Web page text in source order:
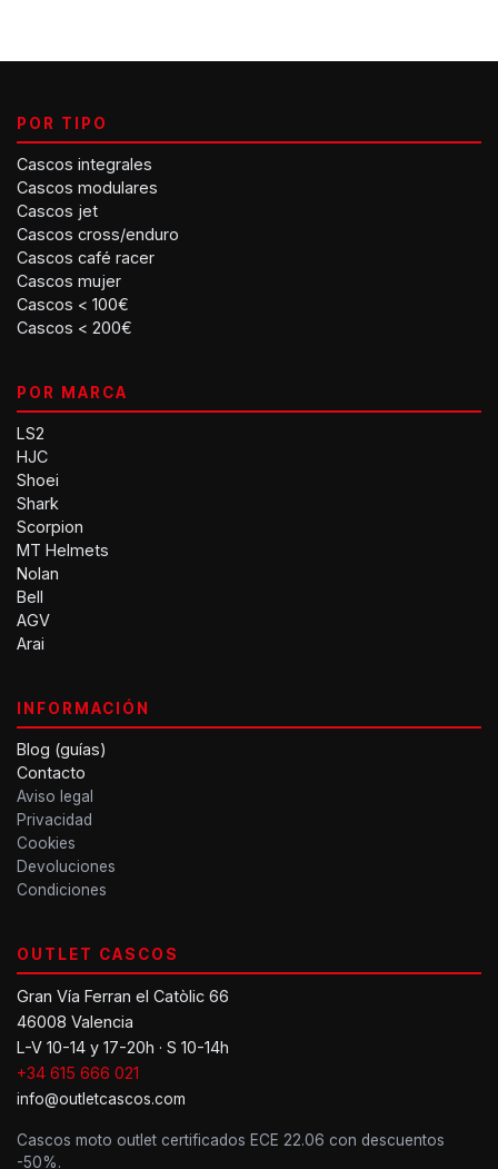
POR TIPO
Cascos integrales
Cascos modulares
Cascos jet
Cascos cross/enduro
Cascos café racer
Cascos mujer
Cascos < 100€
Cascos < 200€
POR MARCA
LS2
HJC
Shoei
Shark
Scorpion
MT Helmets
Nolan
Bell
AGV
Arai
INFORMACIÓN
Blog (guías)
Contacto
Aviso legal
Privacidad
Cookies
Devoluciones
Condiciones
OUTLET CASCOS
Gran Vía Ferran el Catòlic 66
46008 Valencia
L-V 10-14 y 17-20h · S 10-14h
+34 615 666 021
info@outletcascos.com
Cascos moto outlet certificados ECE 22.06 con descuentos
-50%.